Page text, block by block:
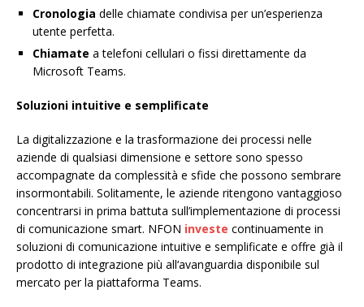
Cronologia delle chiamate condivisa per un’esperienza
utente perfetta.
Chiamate a telefoni cellulari o fissi direttamente da
Microsoft Teams.
Soluzioni intuitive e semplificate
La digitalizzazione e la trasformazione dei processi nelle
aziende di qualsiasi dimensione e settore sono spesso
accompagnate da complessità e sfide che possono sembrare
insormontabili. Solitamente, le aziende ritengono vantaggioso
concentrarsi in prima battuta sull’implementazione di processi
di comunicazione smart. NFON investe continuamente in
soluzioni di comunicazione intuitive e semplificate e offre già il
prodotto di integrazione più all‘avanguardia disponibile sul
mercato per la piattaforma Teams.